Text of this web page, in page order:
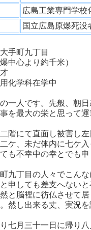
広島工業専門学
国立広島原爆死
手町九丁目
より約千米）
化学科在学中
一人です。先般、朝
を最大の栄と思って運
階にて直面し被害し
ケ、未だ体内に七ケ
も不幸中の幸とでも
九丁目の人々でこん
申しても差支へない
と脳裡に彷仏させて
然し出来る丈、実況
七月三十一日に帰り